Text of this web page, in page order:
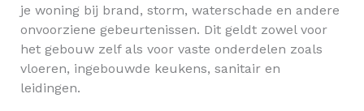
je woning bij brand, storm, waterschade en andere
onvoorziene gebeurtenissen. Dit geldt zowel voor
het gebouw zelf als voor vaste onderdelen zoals
vloeren, ingebouwde keukens, sanitair en
leidingen.